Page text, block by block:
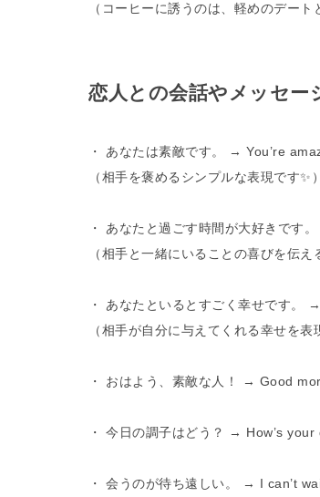
（コーヒーに誘うのは、軽めのデート
恋人との会話やメッセー
・ あなたは素敵です。 → You’re
（相手を褒めるシンプルな表現です✨）
・ あなたと過ごす時間が大好きで
（相手と一緒にいることの喜びを伝え
・ あなたといるとすごく幸せです。
（相手が自分に与えてくれる幸せを表
・ おはよう、素敵な人！ → Good
・ 今日の調子はどう？ → How’s
・ 会うのが待ち遠しい。 → I can’t